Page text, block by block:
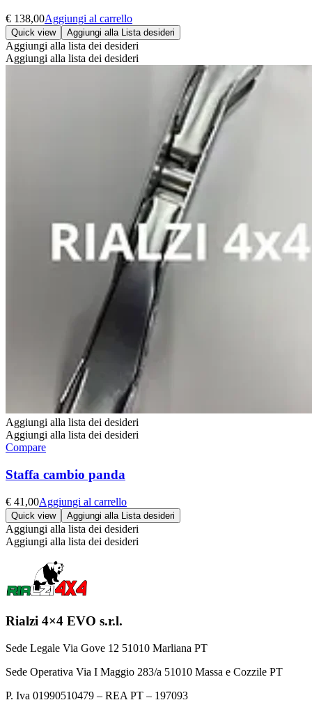
€ 138,00Aggiungi al carrello
Quick view Aggiungi alla Lista desideri
Aggiungi alla lista dei desideri
Aggiungi alla lista dei desideri
Aggiungi alla lista dei desideri
Aggiungi alla lista dei desideri
Compare
Staffa cambio panda
€ 41,00Aggiungi al carrello
Quick view Aggiungi alla Lista desideri
Aggiungi alla lista dei desideri
Aggiungi alla lista dei desideri
Rialzi 4×4 EVO s.r.l.
Sede Legale Via Gove 12 51010 Marliana PT
Sede Operativa Via I Maggio 283/a 51010 Massa e Cozzile PT
P. Iva 01990510479 – REA PT – 197093